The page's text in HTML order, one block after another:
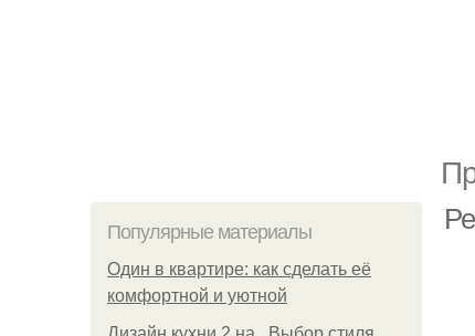
Популярные материалы
Один в квартире: как сделать её
комфортной и уютной